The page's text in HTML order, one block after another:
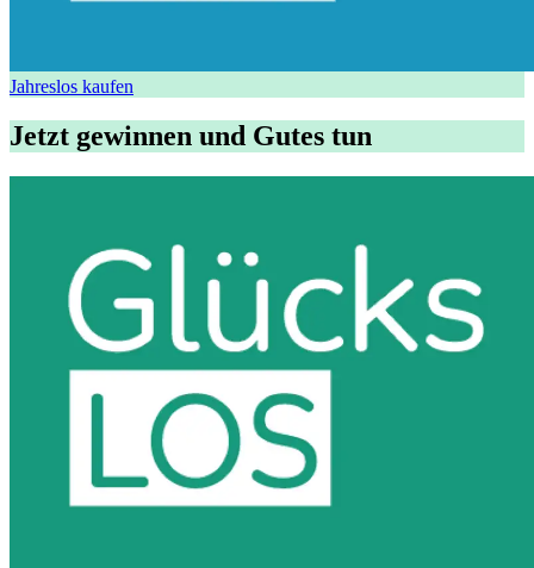
Jahreslos kaufen
Jetzt gewinnen und Gutes tun